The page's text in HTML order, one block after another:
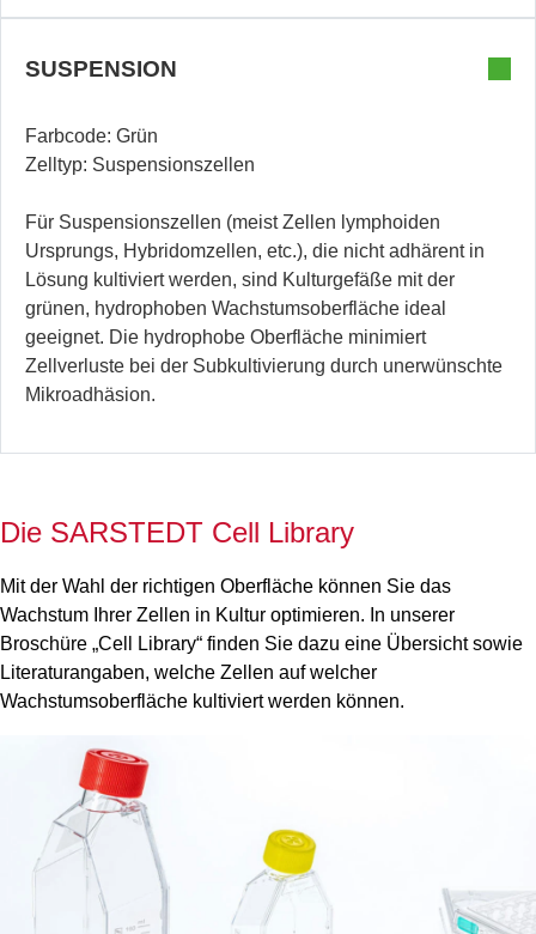
SUSPENSION
Farbcode: Grün
Zelltyp: Suspensionszellen
Für Suspensionszellen (meist Zellen lymphoiden
Ursprungs, Hybridomzellen, etc.), die nicht adhärent in
Lösung kultiviert werden, sind Kulturgefäße mit der
grünen, hydrophoben Wachstumsoberfläche ideal
geeignet. Die hydrophobe Oberfläche minimiert
Zellverluste bei der Subkultivierung durch unerwünschte
Mikroadhäsion.
Die SARSTEDT Cell Library
Mit der Wahl der richtigen Oberfläche können Sie das
Wachstum Ihrer Zellen in Kultur optimieren. In unserer
Broschüre „Cell Library“ finden Sie dazu eine Übersicht sowie
Literaturangaben, welche Zellen auf welcher
Wachstumsoberfläche kultiviert werden können.